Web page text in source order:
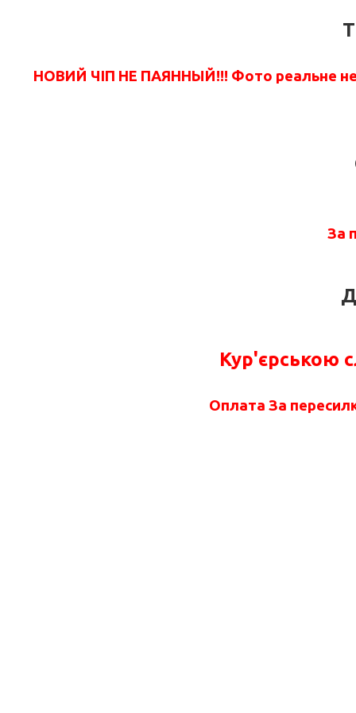
НОВИЙ ЧІП НЕ ПАЯННЫЙ!!! Фото реальне не
За
Кур'єрською
Оплата За